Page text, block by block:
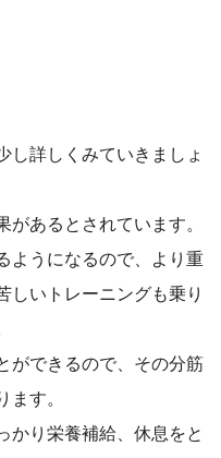
し詳しくみていきましょ
があるとされています。
ようになるので、より重
しいトレーニングも乗り
ができるので、その分筋
ます。
かり栄養補給、休息をと